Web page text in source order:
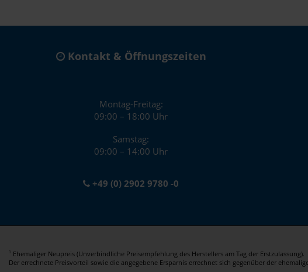
Kontakt & Öffnungszeiten
Montag-Freitag:
09:00 – 18:00 Uhr
Samstag:
09:00 – 14:00 Uhr
+49 (0) 2902 9780 -0
1
Ehemaliger Neupreis (Unverbindliche Preisempfehlung des Herstellers am Tag der Erstzulassung).
Der errechnete Preisvorteil sowie die angegebene Ersparnis errechnet sich gegenüber der